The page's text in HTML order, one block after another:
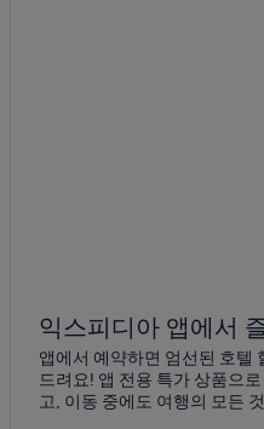
익스피디아 앱에서
앱에서 예약하면 엄선된 호텔
드려요! 앱 전용 특가 상품으
고, 이동 중에도 여행의 모든